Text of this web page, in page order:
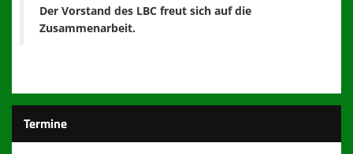
Der Vorstand des LBC freut sich auf die
Zusammenarbeit.
Termine